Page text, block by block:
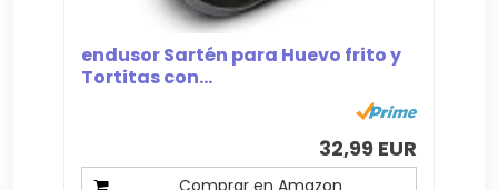
endusor Sartén para Huevo frito y
Tortitas con...
32,99 EUR
Comprar en Amazon